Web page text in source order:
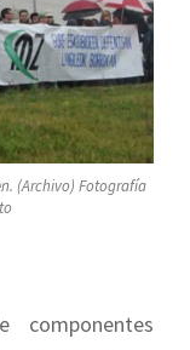
(Archivo) Fotografía